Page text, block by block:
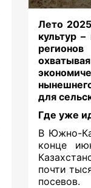
Лето
культур
для
Где уже
В Южно-
конце
почти
посевов.